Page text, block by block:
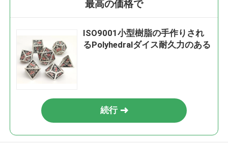
最高の価格で
ISO9001小型樹脂の手作りされ
るPolyhedralダイス耐久力のある
続行